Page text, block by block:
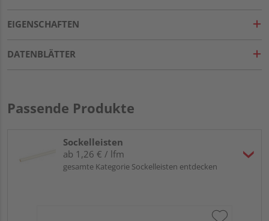
EIGENSCHAFTEN
DATENBLÄTTER
Passende Produkte
Sockelleisten
ab 1,26 € / lfm
gesamte Kategorie Sockelleisten entdecken